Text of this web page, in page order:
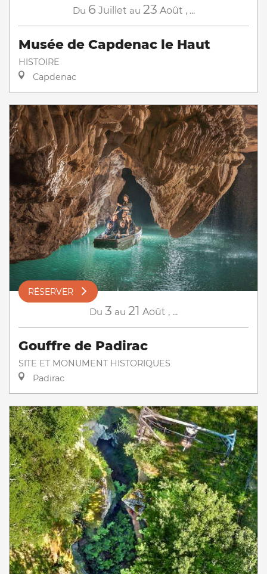
Du 6 Juillet au 23 Août , ...
Musée de Capdenac le Haut
HISTOIRE
Capdenac
RÉSERVER
Du 3 au 21 Août , ...
Gouffre de Padirac
SITE ET MONUMENT HISTORIQUES
Padirac